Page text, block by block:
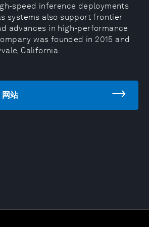
speed inference deployments
systems also support frontier
advances in high-performance
was founded in 2015 and
California.
站